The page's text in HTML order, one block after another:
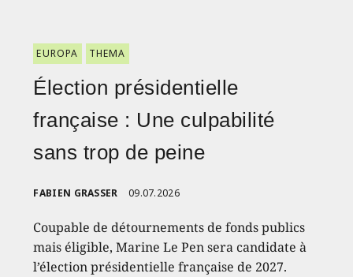
EUROPA THEMA
Élection présidentielle
française : Une culpabilité
sans trop de peine
FABIEN GRASSER 09.07.2026
Coupable de détournements de fonds publics
mais éligible, Marine Le Pen sera candidate à
l’élection présidentielle française de 2027.